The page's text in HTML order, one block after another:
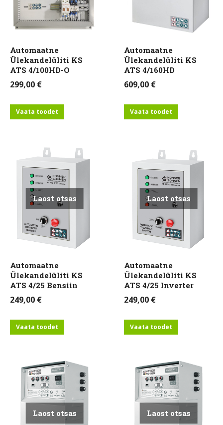
Automaatne
Ülekandelüliti KS
ATS 4/100HD-O
299,00 €
Vaata toodet
Automaatne
Ülekandelüliti KS
ATS 4/160HD
609,00 €
Vaata toodet
Laost otsas
Automaatne
Ülekandelüliti KS
ATS 4/25 Bensiin
249,00 €
Vaata toodet
Laost otsas
Automaatne
Ülekandelüliti KS
ATS 4/25 Inverter
249,00 €
Vaata toodet
Laost otsas Laost otsas